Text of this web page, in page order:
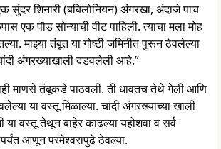
सुंदर शिनारी (बबिलोनियन) अंगरखा, अंदाजे पाच
एक पौड सोन्याची वीट पाहिली. त्याचा मला मोह
माझ्या तंबूत या गोष्टी जमिनीत पुरून ठेवलेल्या
अंगरख्याखाली दडवलेली आहे.”
माणसे तंबूकडे पाठवली. ती धावतच तेथे गेली आणि
या वस्तू मिळाल्या. चांदी अंगरख्याच्या खाली
या वस्तू तेथून बाहेर काढल्या यहोशवा व सर्व
आणून परमेश्वरापुढे ठेवल्या.